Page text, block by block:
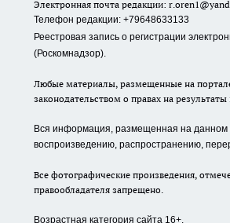
Электронная почта редакции:
Телефон редакции: +79648633133
Реестровая запись о регистрации
(Роскомнадзор).
Любые материалы, размещенные на
законодательством о правах на
Вся информация, размещенная на данном
воспроизведению, распространению,
Все фотографические произведения,
правообладателя запрещено.
Возрастная категория сайта 16+.